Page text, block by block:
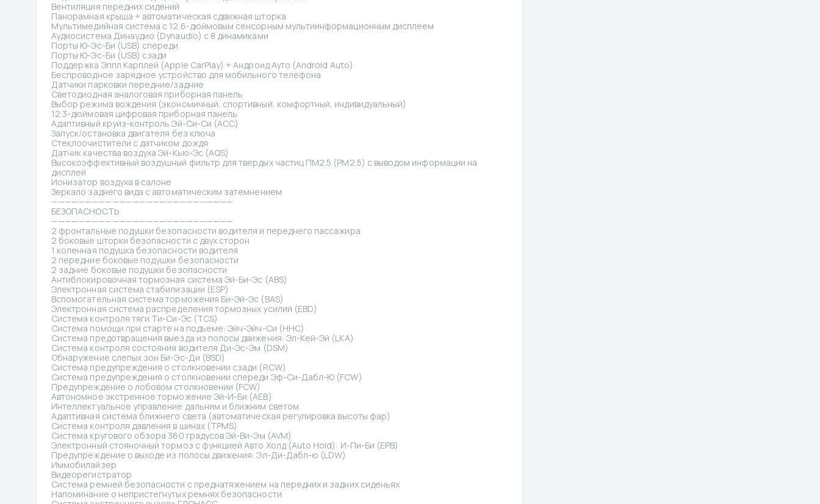
Вентиляция передних сидений
Панорамная крыша + автоматическая сдвижная шторка
Мультимедийная система с 12.6-дюймовым сенсорным мультиинформационным дисплеем
Аудиосистема Динаудио (Dynaudio) с 8 динамиками
Порты Ю-Эс-Би (USB) спереди
Порты Ю-Эс-Би (USB) сзади
Поддержка Эппл Карплей (Apple CarPlay) + Андроид Ауто (Android Auto)
Беспроводное зарядное устройство для мобильного телефона
Датчики парковки передние/задние
Светодиодная аналоговая приборная панель
Выбор режима вождения (экономичный, спортивный, комфортный, индивидуальный)
12.3-дюймовая цифровая приборная панель
Адаптивный круиз-контроль Эй-Си-Си (ACC)
Запуск/остановка двигателя без ключа
Стеклоочистители с датчиком дождя
Датчик качества воздуха Эй-Кью-Эс (AQS)
Высокоэффективный воздушный фильтр для твердых частиц ПМ2.5 (PM2.5) с выводом информации на
дисплей
Ионизатор воздуха в салоне
Зеркало заднего вида с автоматическим затемнением
———————————————————————————
БЕЗОПАСНОСТЬ
———————————————————————————
2 фронтальные подушки безопасности водителя и переднего пассажира
2 боковые шторки безопасности с двух сторон
1 коленная подушка безопасности водителя
2 передние боковые подушки безопасности
2 задние боковые подушки безопасности
Антиблокировочная тормозная система Эй-Би-Эс (ABS)
Электронная система стабилизации (ESP)
Вспомогательная система торможения Би-Эй-Эс (BAS)
Электронная система распределения тормозных усилий (EBD)
Система контроля тяги Ти-Си-Эс (TCS)
Система помощи при старте на подъеме: Эйч-Эйч-Си (HHC)
Система предотвращения выезда из полосы движения: Эл-Кей-Эй (LKA)
Система контроля состояния водителя Ди-Эс-Эм (DSM)
Обнаружение слепых зон Би-Эс-Ди (BSD)
Система предупреждения о столкновении сзади (RCW)
Система предупреждения о столкновении спереди Эф-Си-Дабл-Ю (FCW)
Предупреждение о лобовом столкновении (FCW)
Автономное экстренное торможение Эй-И-Би (AEB)
Интеллектуальное управление дальним и ближним светом
Адаптивная система ближнего света (автоматическая регулировка высоты фар)
Система контроля давления в шинах (TPMS)
Система кругового обзора 360 градусов Эй-Ви-Эм (AVM)
Электронный стояночный тормоз с функцией Авто Холд (Auto Hold): И-Пи-Би (EPB)
Предупреждение о выходе из полосы движения: Эл-Ди-Дабл-ю (LDW)
Иммобилайзер
Видеорегистратор
Система ремней безопасности с преднатяжением на передних и задних сиденьях
Напоминание о непристегнутых ремнях безопасности